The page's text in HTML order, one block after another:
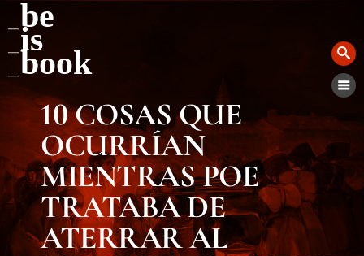
be
is
book
10 COSAS QUE
OCURRÍAN
MIENTRAS POE
TRATABA DE
ATERRAR AL